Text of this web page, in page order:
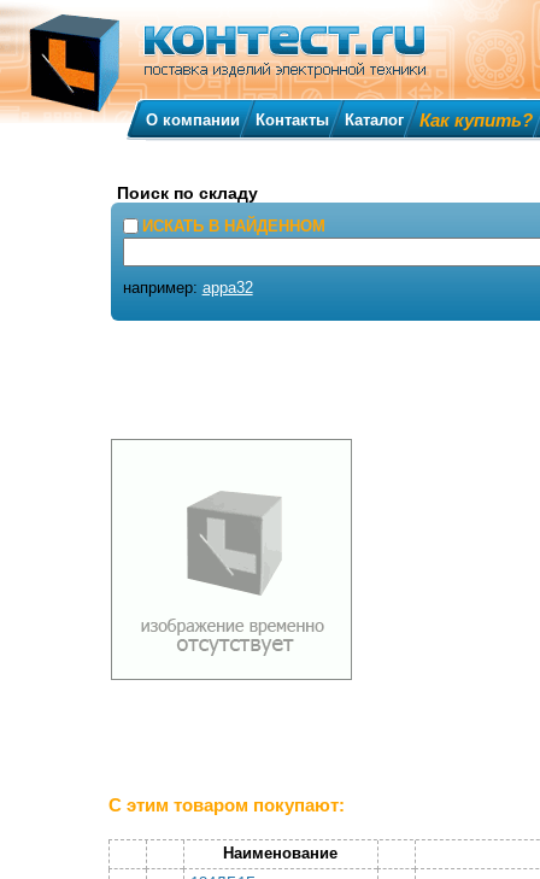
С этим товаром покупают:
Наименование
О компании Контакты Каталог Как купить?
Поиск по складу
ИСКАТЬ В НАЙДЕННОМ
например: appa32